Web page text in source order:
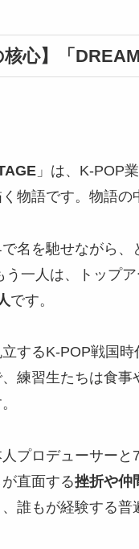
心】「
」は、K-POP
物語です。物語の
名を馳せながら
う一人は、トップ
です。
するK-POP戦国
練習生たちは食
人プロデューサー
直面する挫折や仲
誰もが経験する普